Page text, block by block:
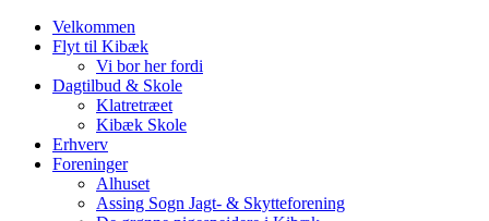
Velkommen
Flyt til Kibæk
Vi bor her fordi
Dagtilbud & Skole
Klatretræet
Kibæk Skole
Erhverv
Foreninger
Alhuset
Assing Sogn Jagt- & Skytteforening